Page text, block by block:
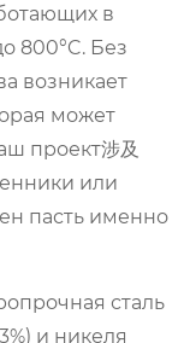
в
800°C. Без
возникает
может
проект涉及
или
пасть именно
сталь
и никеля